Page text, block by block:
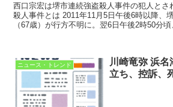
西口宗宏は堺市連続強盗殺人事件の犯人とさ
殺人事件とは 2011年11月5日午後6時以降、
（67歳）が行方不明に。翌6日午後2時50分
ニュース・トレンド
川崎竜弥 浜
立ち、控訴、